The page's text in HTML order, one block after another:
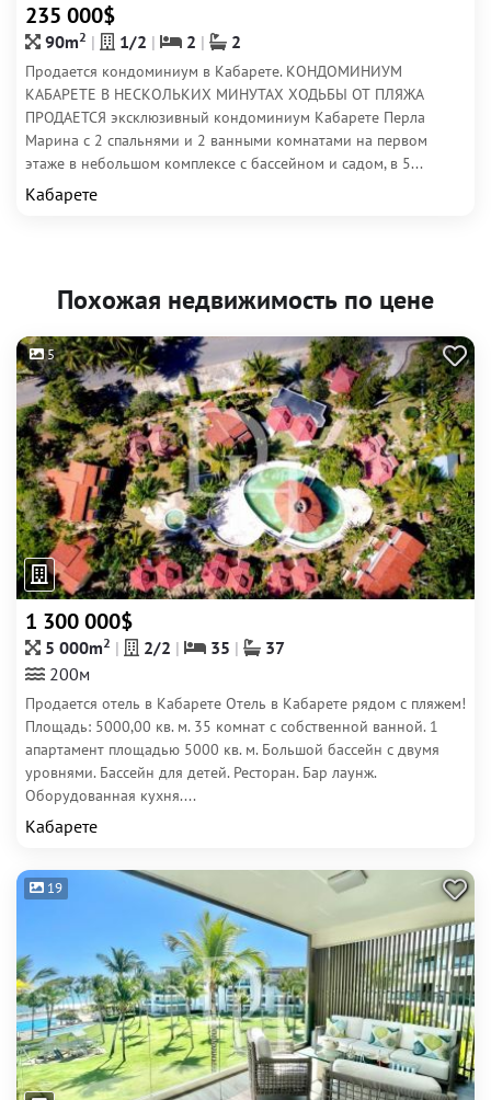
235 000$
90m2 1/2 2 2
Продается кондоминиум в Кабарете. КОНДОМИНИУМ
КАБАРЕТЕ В НЕСКОЛЬКИХ МИНУТАХ ХОДЬБЫ ОТ ПЛЯЖА
ПРОДАЕТСЯ эксклюзивный кондоминиум Кабарете Перла
Марина с 2 спальнями и 2 ванными комнатами на первом
этаже в небольшом комплексе с бассейном и садом, в 5...
Кабарете
Похожая недвижимость по цене
5
1 300 000$
5 000m2 2/2 35
37
200м
Продается отель в Кабарете Отель в Кабарете рядом с пляжем!
Площадь: 5000,00 кв. м. 35 комнат с собственной ванной. 1
апартамент площадью 5000 кв. м. Большой бассейн с двумя
уровнями. Бассейн для детей. Ресторан. Бар лаунж.
Оборудованная кухня....
Кабарете
19